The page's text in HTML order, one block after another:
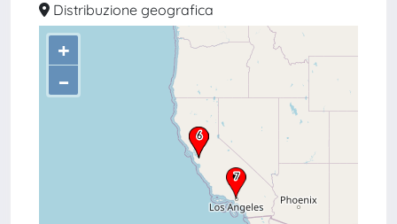
Distribuzione geografica
+
–